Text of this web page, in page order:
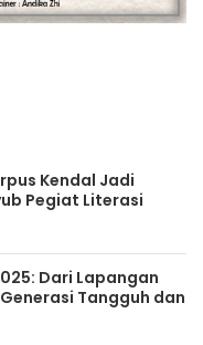
Kendal Jadi
Pegiat Literasi
Dari Lapangan
Tangguh dan